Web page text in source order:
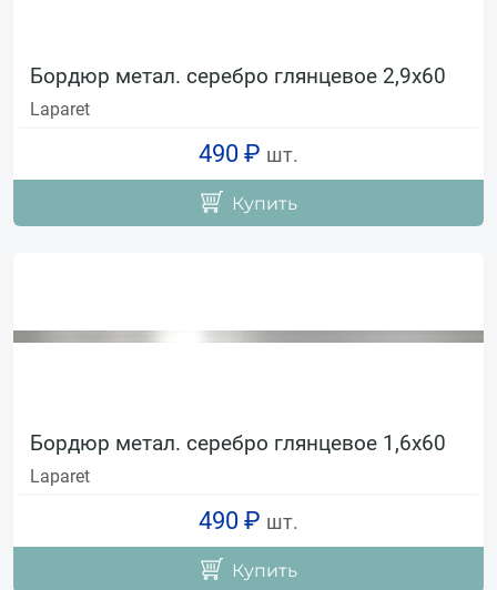
Бордюр метал. серебро глянцевое 2,9х60
Laparet
490 ₽ шт.
Купить
Бордюр метал. серебро глянцевое 1,6х60
Laparet
490 ₽ шт.
Купить